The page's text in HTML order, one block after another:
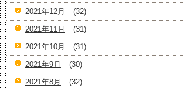
2021年12月
(32)
2021年11月
(31)
2021年10月
(31)
2021年9月
(30)
2021年8月
(32)